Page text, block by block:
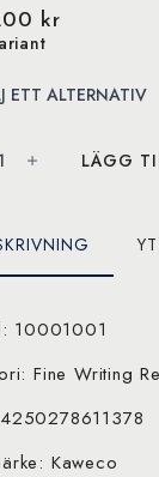
kr
LÄGG
10001001
Fine Writing
Kaweco